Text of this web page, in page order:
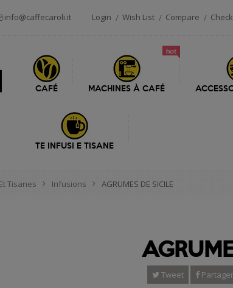
info@caffecaroli.it Login Wish List Compare
CAFÉ MACHINES À CAFÉ
hot
TE INFUSI E TISANE
Tisanes Infusions AGRUMES DE SICILE
Tweet Partager